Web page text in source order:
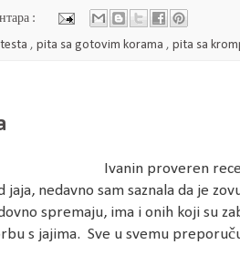
:
, pita sa gotovim korama , pita sa
Ivanin proveren
nedavno sam saznala da je
spremaju, ima i onih koji su
s jajima. Sve u svemu